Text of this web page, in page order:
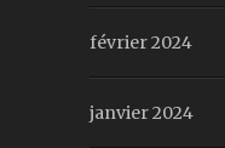
février 2024
janvier 2024